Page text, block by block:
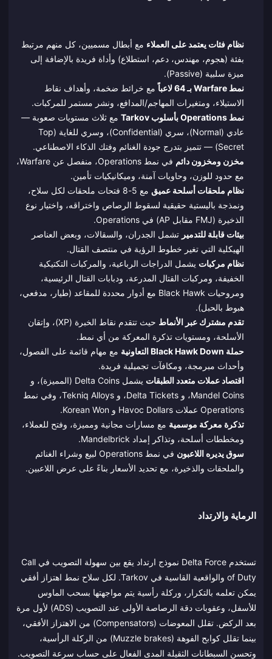
نظام فئات يعتمد على العملاء مع أبطال مسميين، كل منهم مرتبط
بفئة (هجوم، مهندس، دعم، استطلاع) وأداة فريدة بالإضافة إلى
ميزة سلبية (Passive).
نمط Warfare بـ 64 لاعباً
مع خرائط ضخمة، وأهداف نقاط
الاستيلاء، ومتغيرات المهاجم/المدافع، ونشر مستمر للمركبات.
نمط Operations بأسلوب Tarkov
مع ثلاث مستويات صعوبة —
عادي (Normal)، سري (Confidential)، وسري للغاية (Top
Secret) — تتميز بتدرج جودة الغنائم وفتك الذكاء الاصطناعي.
مخزن ومخزون دائم
في نمط Operations، منفصل عن Warfare،
مع حدود للوزن، وحاويات آمنة، وميكانيكيات تأمين.
نظام ملحقات أسلحة عميق
مع 5-8 فتحات ملحقات لكل سلاح،
ونمذجة باليستية حقيقية لسقوط الرصاص واختراقه، واختيار نوع
الذخيرة (FMJ مقابل AP) في Operations.
بيئات قابلة للتدمير تشمل الجدران، والسقالات، وبعض العناصر
الهيكلية التي تغير خطوط الرؤية في منتصف القتال.
نظام مركبات يشمل الدراجات الرباعية، والمركبات التكتيكية
الخفيفة، ومركبات القتال المدرعة، ودبابات القتال الرئيسية،
ومروحيات Black Hawk مع أدوار محددة للمقاعد (طيار، مدفعي،
هبوط بالحبل).
تقدم مشترك عبر الأنماط
حيث تتقدم نقاط الخبرة (XP)، وإتقان
الأسلحة، ومستويات تذكرة المعركة من أي نمط.
حملة Black Hawk Down التعاونية
مع مهام قائمة على الفصول،
وأحداث مبرمجة، ومكافآت تجميلية فريدة.
اقتصاد عملات متعدد الطبقات
يشمل Delta Coins (المميزة)، و
Mandel Coins، و Delta Tickets، و Tekniq Alloys، وفي نمط
Operations عملات Havoc Dollars و Korean Won.
تذكرة معركة موسمية مع مسارات مجانية ومميزة، وفتح للعملاء،
ومخططات أسلحة، وتذاكر إمداد Mandelbrick.
سوق يديره اللاعبون
في نمط Operations لبيع وشراء الغنائم
والملحقات والذخيرة، مع تحديد الأسعار بناءً على عرض اللاعبين.
الرماية والارتداد
تستخدم Delta Force نموذج ارتداد يقع بين سهولة التصويب في Call
of Duty والواقعية القاسية في Tarkov. لكل سلاح نمط اهتزاز أفقي
يمكن تعلمه بالتكرار، وركلة رأسية يتم مواجهتها بسحب الماوس
للأسفل، وعقوبات دقة الرصاصة الأولى عند التصويب (ADS) لأول مرة
بعد الركض. تقلل المعوضات (Compensators) من الاهتزاز الأفقي،
بينما تقلل كوابح الفوهة (Muzzle brakes) من الركلة الرأسية،
وتحسن السبطانات الثقيلة المدى الفعال على حساب سرعة التصويب.